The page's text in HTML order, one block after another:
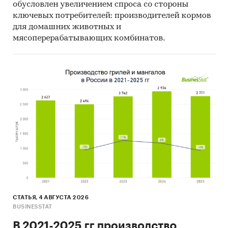
обусловлен увеличением спроса со стороны
ключевых потребителей: производителей кормов
для домашних животных и
мясоперерабатывающих комбинатов.
СТАТЬЯ, 4 АВГУСТА 2026
BUSINESSTAT